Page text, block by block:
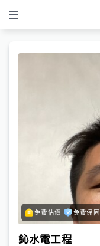
免費估價 免費保固
鈊水電工程